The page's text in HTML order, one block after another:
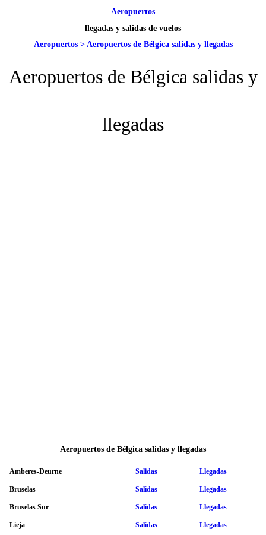
Aeropuertos
llegadas y salidas de vuelos
Aeropuertos> Aeropuertos de Bélgica salidas y llegadas
Aeropuertos de Bélgica salidas y
llegadas
Aeropuertos de Bélgica salidas y llegadas
Amberes-Deurne Salidas Llegadas
Bruselas Salidas Llegadas
Bruselas Sur Salidas Llegadas
Lieja Salidas Llegadas